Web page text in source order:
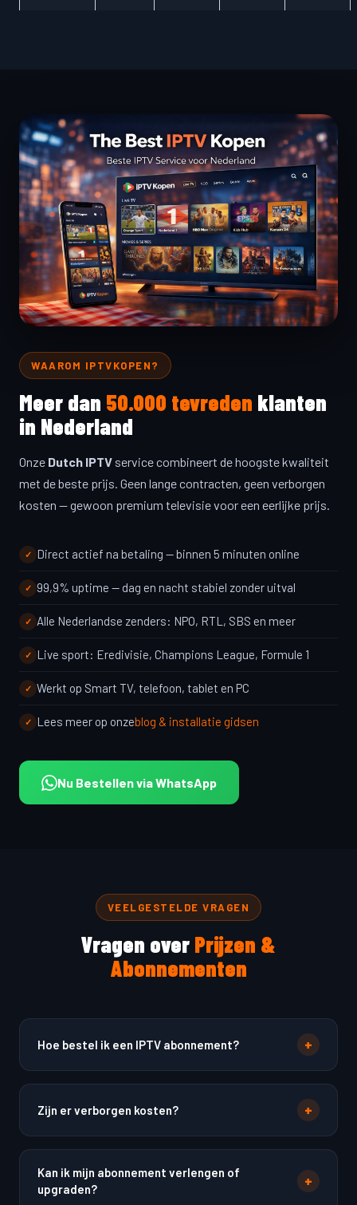
WAAROM IPTVKOPEN?
Meer dan 50.000 tevreden klanten
in Nederland
Onze Dutch IPTV service combineert de hoogste kwaliteit
met de beste prijs. Geen lange contracten, geen verborgen
kosten — gewoon premium televisie voor een eerlijke prijs.
Direct actief na betaling — binnen 5 minuten online
99,9% uptime — dag en nacht stabiel zonder uitval
Alle Nederlandse zenders: NPO, RTL, SBS en meer
Live sport: Eredivisie, Champions League, Formule 1
Werkt op Smart TV, telefoon, tablet en PC
Lees meer op onzeblog & installatie gidsen
Nu Bestellen via WhatsApp
VEELGESTELDE VRAGEN
Vragen over Prijzen &
Abonnementen
Hoe bestel ik een IPTV abonnement? +
Zijn er verborgen kosten? +
Kan ik mijn abonnement verlengen of
upgraden?
+